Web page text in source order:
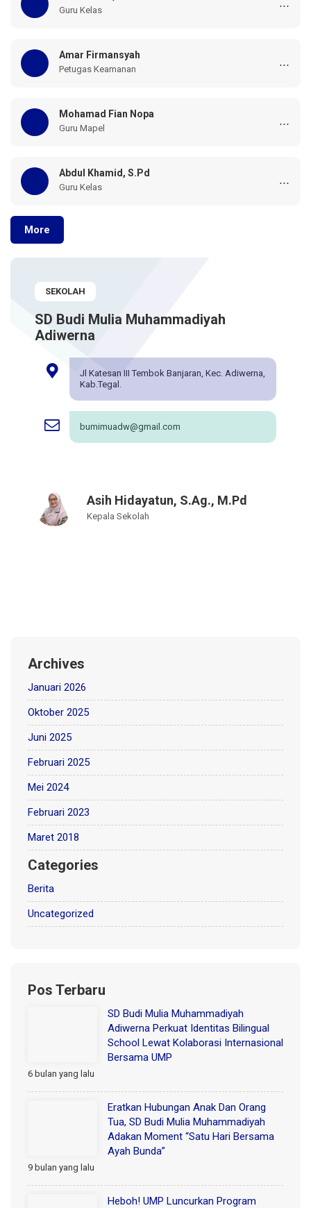
Guru Kelas
Amar Firmansyah
Petugas Keamanan
...
Mohamad Fian Nopa
Guru Mapel
...
Abdul Khamid, S.Pd
Guru Kelas
...
More
SEKOLAH
SD Budi Mulia Muhammadiyah
Adiwerna
Jl Katesan III Tembok Banjaran, Kec. Adiwerna,
Kab.Tegal.
bumimuadw@gmail.com
Asih Hidayatun, S.Ag., M.Pd
Kepala Sekolah
Archives
Januari 2026
Oktober 2025
Juni 2025
Februari 2025
Mei 2024
Februari 2023
Maret 2018
Categories
Berita
Uncategorized
Pos Terbaru
SD Budi Mulia Muhammadiyah
Adiwerna Perkuat Identitas Bilingual
School Lewat Kolaborasi Internasional
Bersama UMP
6 bulan yang lalu
Eratkan Hubungan Anak Dan Orang
Tua, SD Budi Mulia Muhammadiyah
Adakan Moment “Satu Hari Bersama
Ayah Bunda”
9 bulan yang lalu
Heboh! UMP Luncurkan Program